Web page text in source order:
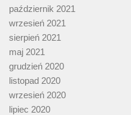
październik 2021
wrzesień 2021
sierpień 2021
maj 2021
grudzień 2020
listopad 2020
wrzesień 2020
lipiec 2020